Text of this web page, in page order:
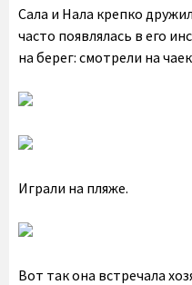
Сала и Нала крепко
часто появлялась в его
на берег: смотрели на
Играли на пляже.
Вот так она встречала